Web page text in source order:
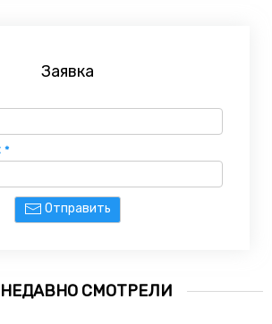
Заявка
*
Отправить
СМОТРЕЛИ